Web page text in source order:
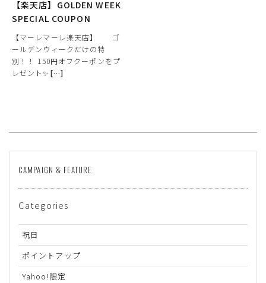
【楽天店】GOLDEN WEEK
SPECIAL COUPON
【マーレマーレ楽天店】 ゴ
ールデンウィークだけの特
別！！ 150円オフクーポンをプ
レゼント✨ […]
CAMPAIGN & FEATURE
Categories
祝日
ポイントアップ
Yahoo!限定